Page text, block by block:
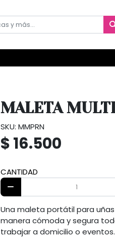
MALETA
SKU: MMPRN
$ 16.500
CANTIDAD
Una maleta portátil para
manera cómoda y segura
trabajar a domicilio o eventos.